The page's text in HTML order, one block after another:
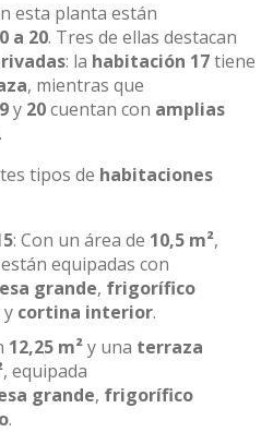
esta planta están
a 20. Tres de ellas destacan
: la habitación 17tiene
, mientras que
y 20cuentan con amplias
.
tipos de habitaciones
: Con un área de 10,5 m²,
equipadas con
grande, frigorífico
y cortina interior.
12,25 m²y una terraza
, equipada
grande, frigorífico
.